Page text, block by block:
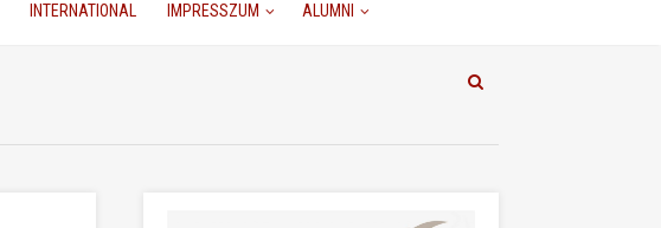
INTERNATIONAL IMPRESSZUM ALUMNI